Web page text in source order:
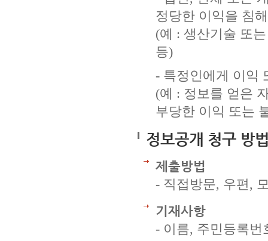
정당한 이익을 침
(예 : 생산기술 또
등)
- 특정인에게 이익
(예 : 정보를 얻은
부당한 이익 또는
정보공개 청구 방
제출방법
- 직접방문, 우편,
기재사항
- 이름, 주민등록번